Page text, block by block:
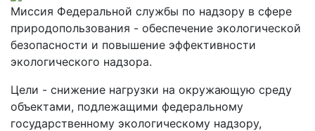
Миссия Федеральной службы по надзору в сфере
природопользования - обеспечение экологической
безопасности и повышение эффективности
экологического надзора.
Цели - снижение нагрузки на окружающую среду
объектами, подлежащими федеральному
государственному экологическому надзору,